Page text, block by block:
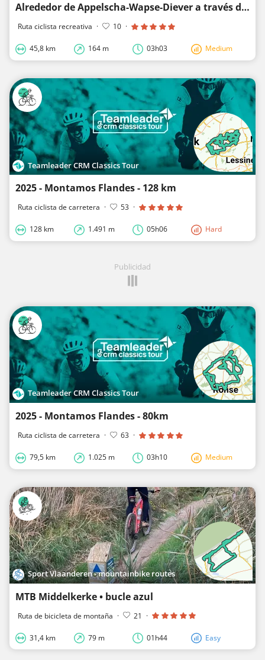
Alrededor de Appelscha-Wapse-Diever a través del área natural Drents Friese Wold
Ruta ciclista recreativa · 10 ·
45,8 km 164 m 03h03 Medium
Teamleader CRM Classics Tour
2025 - Montamos Flandes - 128 km
Ruta ciclista de carretera · 53 ·
128 km 1.491 m 05h06 Hard
Publicidad
Teamleader CRM Classics Tour
2025 - Montamos Flandes - 80km
Ruta ciclista de carretera · 63 ·
79,5 km 1.025 m 03h10 Medium
Sport Vlaanderen - mountainbike routes
MTB Middelkerke • bucle azul
Ruta de bicicleta de montaña · 21 ·
31,4 km 79 m 01h44 Easy